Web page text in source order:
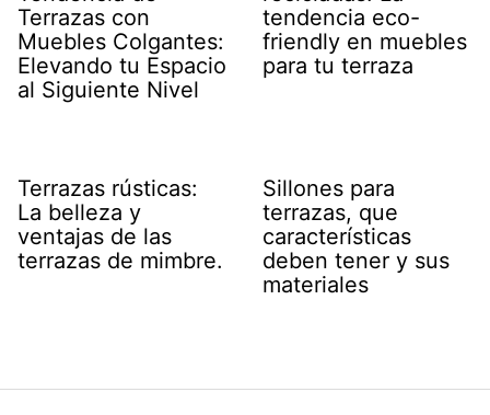
Terrazas con
Muebles Colgantes:
Elevando tu Espacio
al Siguiente Nivel
tendencia eco-
friendly en muebles
para tu terraza
Terrazas rústicas:
La belleza y
ventajas de las
terrazas de mimbre.
Sillones para
terrazas, que
características
deben tener y sus
materiales